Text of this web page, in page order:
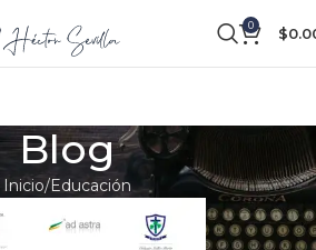
0 $
Blog
Inicio Educación